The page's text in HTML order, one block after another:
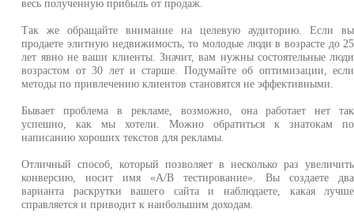
весь полученную прибыль от продаж.
Так же обращайте внимание на целевую аудиторию. Если вы
продаете элитную недвижимость, то молодые люди в возрасте до 25
лет явно не ваши клиенты. Значит, вам нужны состоятельные люди
возрастом от 30 лет и старше. Подумайте об оптимизации, если
методы по привлечению клиентов становятся не эффективными.
Бывает проблема в рекламе, возможно, она работает нет так
успешно, как мы хотели. Можно обратиться к знатокам по
написанию хороших текстов для рекламы.
Отличный способ, который позволяет в несколько раз увеличить
конверсию, носит имя «А/В тестирование». Вы создаете два
варианта раскрутки вашего сайта и наблюдаете, какая лучше
справляется и приводит к наибольшим доходам.